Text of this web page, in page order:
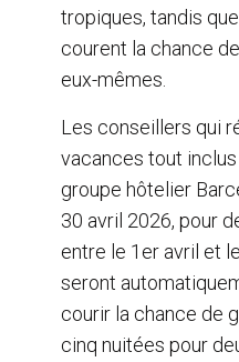
tropiques, tandis
courent la chance
eux-mêmes.
Les conseillers qui
vacances tout
groupe hôtelier
30 avril 2026, pour
entre le 1er avril et
seront
courir la chance de
cinq nuitées pour